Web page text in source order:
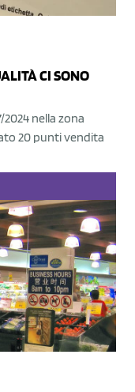
CI SONO
nella zona
20 punti vendita